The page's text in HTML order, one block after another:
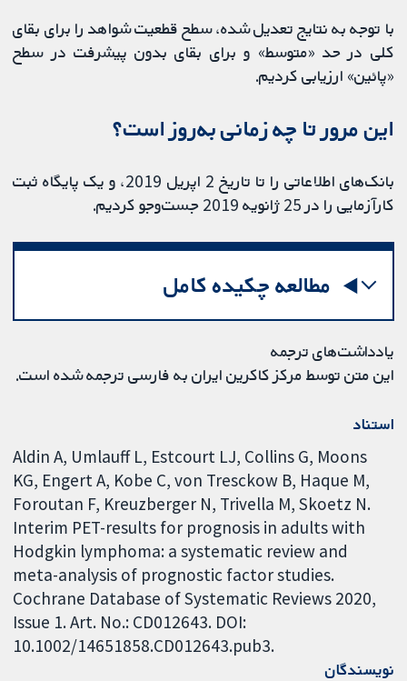
با توجه به نتایج تعدیل شده، سطح قطعیت شواهد را برای بقای
کلی در حد «متوسط» و برای بقای بدون پیشرفت در سطح
«پائین» ارزیابی کردیم.
این مرور تا چه زمانی به‌روز‌‌ است؟
بانک‌های اطلاعاتی را تا تاریخ 2 اپریل 2019، و یک پایگاه ثبت
کارآزمایی را در 25 ژانویه 2019 جست‌وجو کردیم.
مطالعه چکیده کامل
یادداشت‌های ترجمه
این متن توسط مرکز کاکرین ایران به فارسی ترجمه شده است.
استناد
Aldin A, Umlauff L, Estcourt LJ, Collins G, Moons
KG, Engert A, Kobe C, von Tresckow B, Haque M,
Foroutan F, Kreuzberger N, Trivella M, Skoetz N.
Interim PET-results for prognosis in adults with
Hodgkin lymphoma: a systematic review and
meta-analysis of prognostic factor studies.
Cochrane Database of Systematic Reviews 2020,
Issue 1. Art. No.: CD012643. DOI:
10.1002/14651858.CD012643.pub3.
نویسندگان